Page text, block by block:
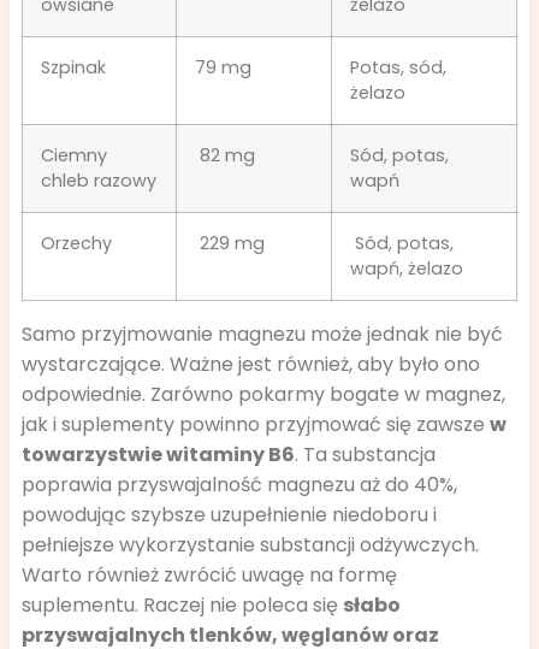
owsiane
żelazo
Szpinak 79 mg
Potas, sód,
żelazo
Ciemny
chleb razowy
82 mg
Sód, potas,
wapń
Orzechy 229 mg
Sód, potas,
wapń, żelazo
Samo przyjmowanie magnezu może jednak nie być
wystarczające. Ważne jest również, aby było ono
odpowiednie. Zarówno pokarmy bogate w magnez,
jak i suplementy powinno przyjmować się zawsze w
towarzystwie witaminy B6. Ta substancja
poprawia przyswajalność magnezu aż do 40%,
powodując szybsze uzupełnienie niedoboru i
pełniejsze wykorzystanie substancji odżywczych.
Warto również zwrócić uwagę na formę
suplementu. Raczej nie poleca się słabo
przyswajalnych tlenków, węglanów oraz